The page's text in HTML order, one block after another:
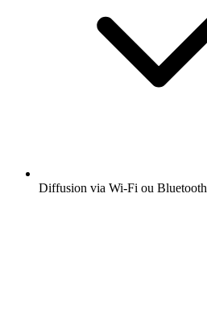
Diffusion via Wi-Fi ou Bluetooth